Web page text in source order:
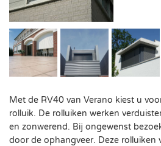
Met de RV40 van Verano kiest u
rolluik. De rolluiken werken
en zonwerend. Bij ongewenst
door de ophangveer. Deze rolluiken